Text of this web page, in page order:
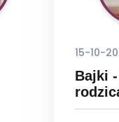
15-10-
Bajki